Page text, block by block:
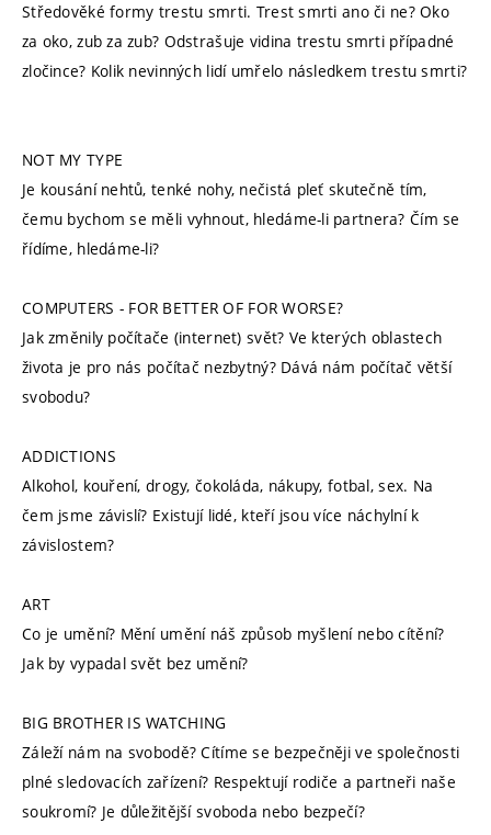
Středověké formy trestu smrti. Trest smrti ano či ne? Oko
za oko, zub za zub? Odstrašuje vidina trestu smrti případné
zločince? Kolik nevinných lidí umřelo následkem trestu smrti?
NOT MY TYPE
Je kousání nehtů, tenké nohy, nečistá pleť skutečně tím,
čemu bychom se měli vyhnout, hledáme-li partnera? Čím se
řídíme, hledáme-li?
COMPUTERS - FOR BETTER OF FOR WORSE?
Jak změnily počítače (internet) svět? Ve kterých oblastech
života je pro nás počítač nezbytný? Dává nám počítač větší
svobodu?
ADDICTIONS
Alkohol, kouření, drogy, čokoláda, nákupy, fotbal, sex. Na
čem jsme závislí? Existují lidé, kteří jsou více náchylní k
závislostem?
ART
Co je umění? Mění umění náš způsob myšlení nebo cítění?
Jak by vypadal svět bez umění?
BIG BROTHER IS WATCHING
Záleží nám na svobodě? Cítíme se bezpečněji ve společnosti
plné sledovacích zařízení? Respektují rodiče a partneři naše
soukromí? Je důležitější svoboda nebo bezpečí?